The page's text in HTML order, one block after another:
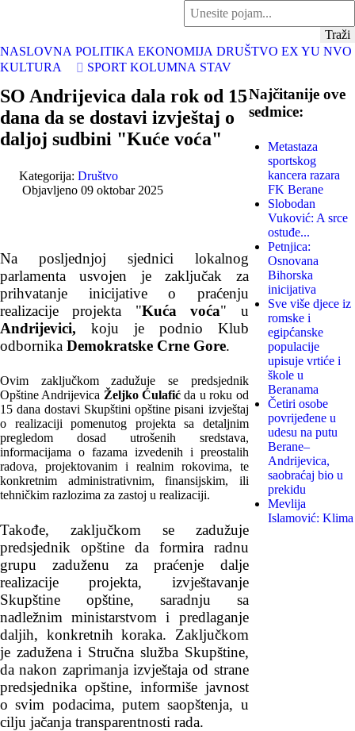
traži...
Traži
NASLOVNA POLITIKA EKONOMIJA DRUŠTVO EX YU NVO
KULTURA
SPORT KOLUMNA STAV
SO Andrijevica dala rok od 15
dana da se dostavi izvještaj o
daljoj sudbini "Kuće voća"
Kategorija: Društvo
Objavljeno 09 oktobar 2025
Na posljednjoj sjednici lokalnog
parlamenta usvojen je zaključak za
prihvatanje inicijative o praćenju
realizacije projekta "Kuća voća" u
Andrijevici, koju je podnio Klub
odbornika Demokratske Crne Gore.
Ovim zaključkom zadužuje se predsjednik
Opštine Andrijevica Željko Ćulafić da u roku od
15 dana dostavi Skupštini opštine pisani izvještaj
o realizaciji pomenutog projekta sa detaljnim
pregledom dosad utrošenih sredstava,
informacijama o fazama izvedenih i preostalih
radova, projektovanim i realnim rokovima, te
konkretnim administrativnim, finansijskim, ili
tehničkim razlozima za zastoj u realizaciji.
Takođe, zaključkom se zadužuje
predsjednik opštine da formira radnu
grupu zaduženu za praćenje dalje
realizacije projekta, izvještavanje
Skupštine opštine, saradnju sa
nadležnim ministarstvom i predlaganje
daljih, konkretnih koraka. Zaključkom
je zadužena i Stručna služba Skupštine,
da nakon zaprimanja izvještaja od strane
predsjednika opštine, informiše javnost
o svim podacima, putem saopštenja, u
cilju jačanja transparentnosti rada.
Najčitanije ove
sedmice:
Metastaza
sportskog
kancera razara
FK Berane
Slobodan
Vuković: A srce
ostuđe...
Petnjica:
Osnovana
Bihorska
inicijativa
Sve više djece iz
romske i
egipćanske
populacije
upisuje vrtiće i
škole u
Beranama
Četiri osobe
povrijeđene u
udesu na putu
Berane–
Andrijevica,
saobraćaj bio u
prekidu
Mevlija
Islamović: Klima